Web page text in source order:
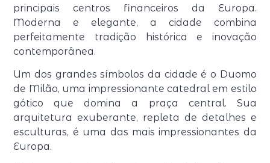
principais centros financeiros da Europa.
Moderna e elegante, a cidade combina
perfeitamente tradição histórica e inovação
contemporânea.
Um dos grandes símbolos da cidade é o Duomo
de Milão, uma impressionante catedral em estilo
gótico que domina a praça central. Sua
arquitetura exuberante, repleta de detalhes e
esculturas, é uma das mais impressionantes da
Europa.